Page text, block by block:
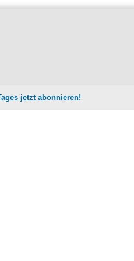
jetzt abonnieren!